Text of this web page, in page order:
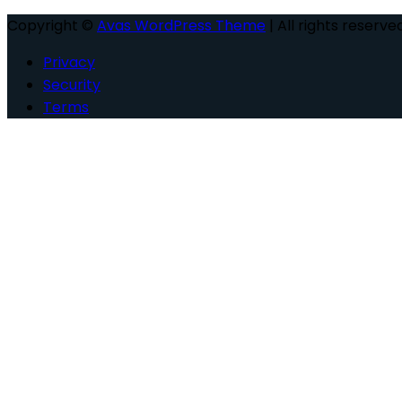
Copyright © Avas WordPress Theme | All rights
Privacy
Security
Terms